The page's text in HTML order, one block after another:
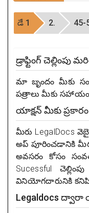
డే 1 2. 45-
డ్రాఫ్టింగ్ చెల్లింపు
మా బృందం మీకు
పత్రాలు మీకు సహాయం
యాక్షన్ మీకు ప్రకారం
మీరు LegalDocs
అప్ పూరించడానికి
అవసరం కోసం
Sucessful
వినియోగదారునికి
Legaldocs ద్వారా